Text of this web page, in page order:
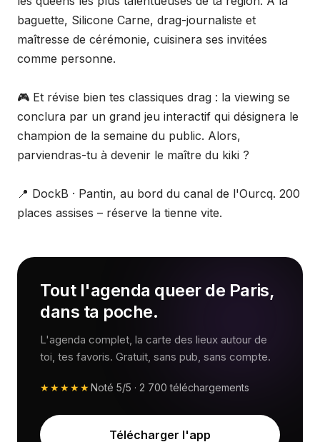
baguette, Silicone Carne, drag-journaliste et
maîtresse de cérémonie, cuisinera ses invitées
comme personne.
🎮 Et révise bien tes classiques drag : la viewing se
conclura par un grand jeu interactif qui désignera le
champion de la semaine du public. Alors,
parviendras-tu à devenir le maître du kiki ?
📍 DockB · Pantin, au bord du canal de l'Ourcq. 200
places assises – réserve la tienne vite.
Tout l'agenda queer de Paris,
dans ta poche.
L'agenda complet, la carte des lieux autour de
toi, tes favoris. Gratuit, sans pub, sans compte.
★★★★★Noté 5/5 · 2 700 téléchargements
Télécharger l'app